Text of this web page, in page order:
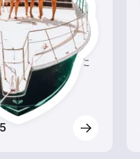
見があるかも!?
める一味違った
う！